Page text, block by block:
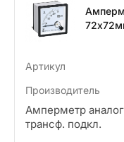
Артикул
Производитель
Амперметр
трансф. подкл.